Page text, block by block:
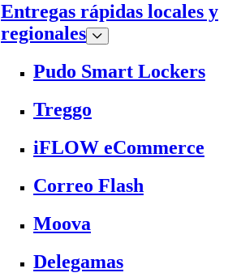
Entregas rápidas locales y
regionales
Pudo Smart Lockers
Treggo
iFLOW eCommerce
Correo Flash
Moova
Delegamas